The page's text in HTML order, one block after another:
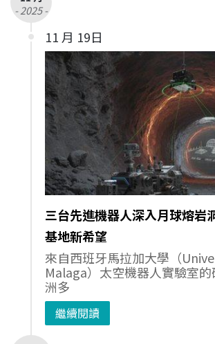
- 2025 -
11 月 19日
三台先進機器人深入月球熔岩
基地新希望
來自西班牙馬拉加大學（
Malaga）太空機器人實驗室
洲多
繼續閱讀